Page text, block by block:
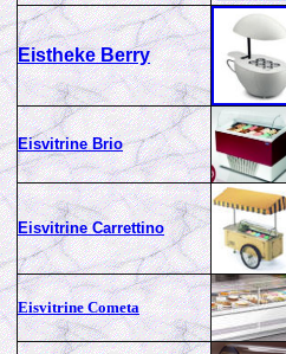
Eistheke Berry
Eisvitrine Brio
Eisvitrine Carrettino
Eisvitrine Cometa